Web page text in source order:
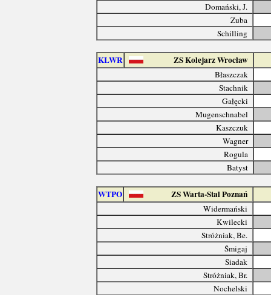
Domański, J.
Zuba
Schilling
KLWR ZS Kolejarz Wrocław
Błaszczak
Stachnik
Gałęcki
Mugenschnabel
Kaszczuk
Wagner
Rogula
Batyst
WTPO ZS Warta-Stal Poznań
Widermański
Kwilecki
Stróżniak, Be.
Śmigaj
Siadak
Stróżniak, Br.
Nochelski